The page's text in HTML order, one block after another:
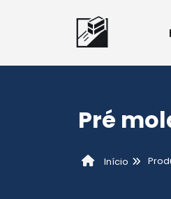
Pré
Início